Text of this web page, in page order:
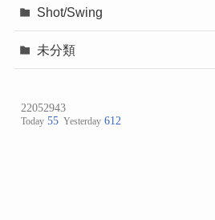
Shot/Swing
未分類